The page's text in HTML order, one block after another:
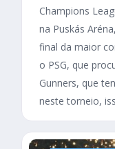
Champions
na Puskás
final da maior
o PSG, que
Gunners, que
neste torneio,